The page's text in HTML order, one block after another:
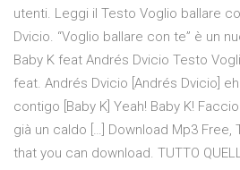
utenti. Leggi il Testo Voglio ballare
Dvicio. “Voglio ballare con te” è un
Baby K feat Andrés Dvicio Testo
feat. Andrés Dvicio [Andrés Dvicio]
contigo [Baby K] Yeah! Baby K!
già un caldo […] Download Mp3 Free,
that you can download. TUTTO